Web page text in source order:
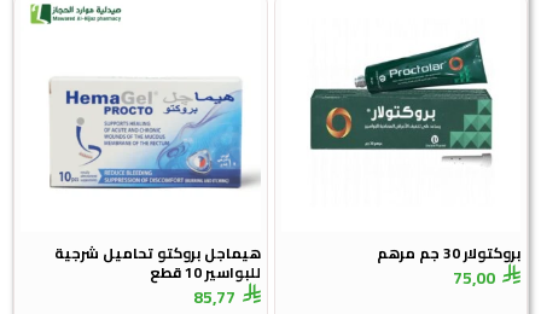
بروكتولار 30 جم مرهم
75,00
هيماجل بروكتو تحاميل شرجية
للبواسير 10 قطع
85,77